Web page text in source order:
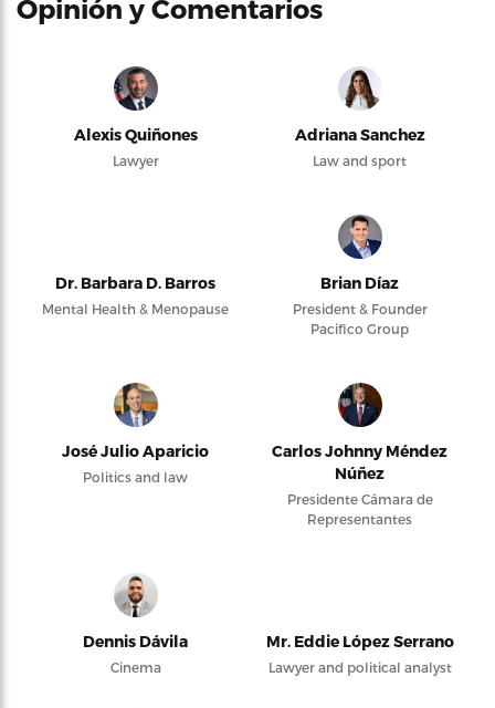
Opinión y Comentarios
Alexis Quiñones
Lawyer
Adriana Sanchez
Law and sport
Dr. Barbara D. Barros
Mental Health & Menopause
Brian Díaz
President & Founder
Pacifico Group
José Julio Aparicio
Politics and law
Carlos Johnny Méndez
Núñez
Presidente Cámara de
Representantes
Dennis Dávila
Cinema
Mr. Eddie López Serrano
Lawyer and political analyst